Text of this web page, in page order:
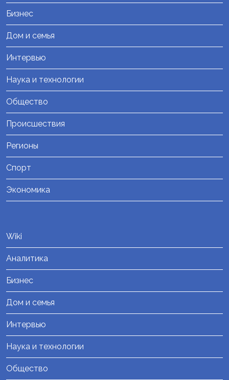
Бизнес
Дом и семья
Интервью
Наука и технологии
Общество
Происшествия
Регионы
Спорт
Экономика
Wiki
Аналитика
Бизнес
Дом и семья
Интервью
Наука и технологии
Общество